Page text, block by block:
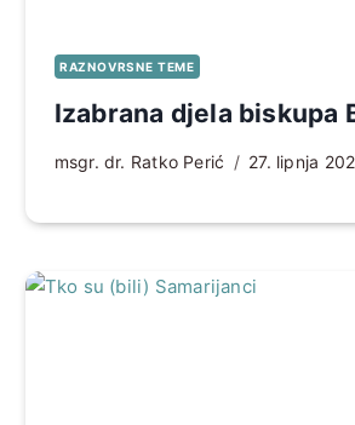
RAZNOVRSNE TEME
Izabrana djela biskupa
msgr. dr. Ratko Perić 27. lipnja